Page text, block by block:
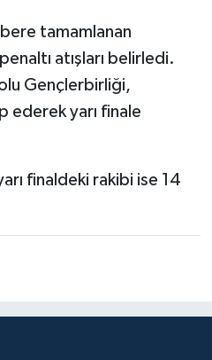
tamamlanan
atışları belirledi.
Gençlerbirliği,
ederek yarı finale
finaldeki rakibi ise 14